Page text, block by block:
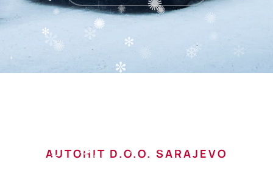
AUTOHIT D.O.O. SARAJEVO